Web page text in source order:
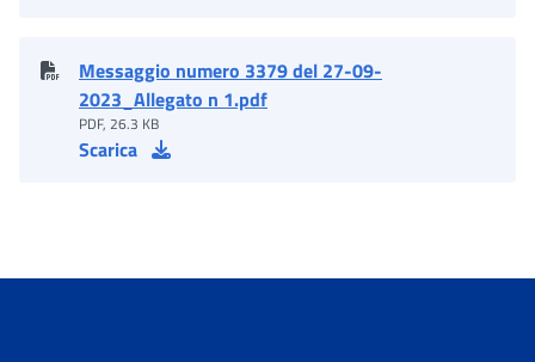
Messaggio numero 3379 del 27-09-
2023_Allegato n 1.pdf
PDF, 26.3 KB
Scarica